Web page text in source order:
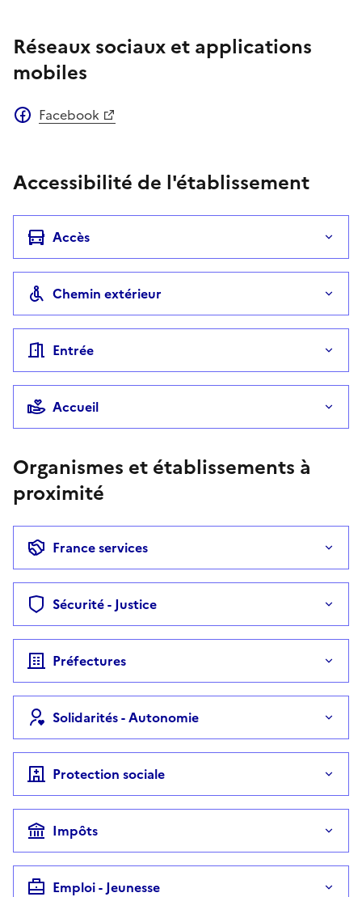
Réseaux sociaux et applications
mobiles
Facebook
Accessibilité de l'établissement
Accès
Chemin extérieur
Entrée
Accueil
Organismes et établissements à
proximité
France services
Sécurité - Justice
Préfectures
Solidarités - Autonomie
Protection sociale
Impôts
Emploi - Jeunesse